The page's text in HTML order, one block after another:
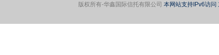
版权所有-华鑫国际信托有限公司 本网站支持IPv6访